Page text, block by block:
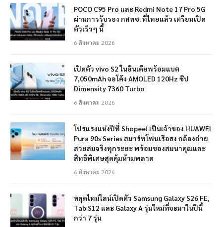
POCO C95 Pro และ Redmi Note 17 Pro 5G
ผ่านการรับรอง กสทช. ที่ไทยแล้ว เตรียมเปิด
ตัวเร็วๆ นี้
6 สิงหาคม 2026
เปิดตัว vivo S2 ในอินเดียพร้อมแบต
7,050mAh จอโค้ง AMOLED 120Hz ชิป
Dimensity 7360 Turbo
6 สิงหาคม 2026
โปรแรงแห่งปีที่ Shopee! เป็นเจ้าของ HUAWEI
Pura 90s Series สมาร์ทโฟนเรือธง กล้องถ่าย
สวยสมจริงทุกระยะ พร้อมของสมนาคุณและ
สิทธิพิเศษสุดคุ้มห้ามพลาด
6 สิงหาคม 2026
หลุดไทม์ไลน์เปิดตัว Samsung Galaxy S26 FE,
Tab S12 และ Galaxy A รุ่นใหม่ที่จะมาในปีนี้
กว่า 7 รุ่น